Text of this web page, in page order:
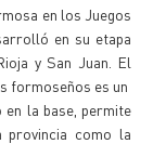
en los Juegos
en su etapa
y San Juan. El
formoseños es un
en la base, permite
provincia como la